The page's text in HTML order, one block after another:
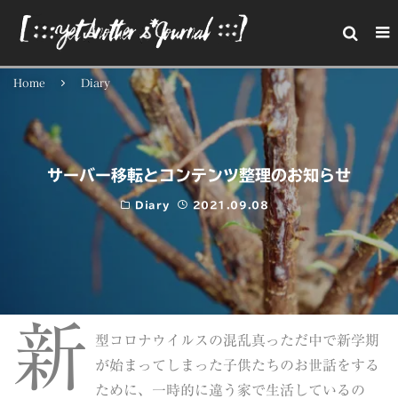
Home Diary
サーバー移転とコンテンツ整理のお知らせ
Diary 2021.09.08
新
型コロナウイルスの混乱真っただ中で新学期
が始まってしまった子供たちのお世話をする
ために、一時的に違う家で生活しているの